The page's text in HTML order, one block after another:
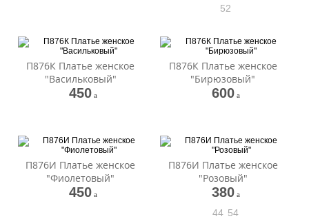
52
П876К Платье женское
"Васильковый"
450 a
П876К Платье женское
"Бирюзовый"
600 a
П876И Платье женское
"Фиолетовый"
450 a
П876И Платье женское
"Розовый"
380 a
44 54